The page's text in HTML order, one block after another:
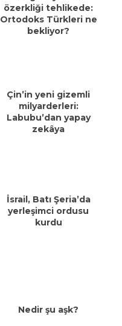
özerkliği tehlikede:
Ortodoks Türkleri ne
bekliyor?
Çin’in yeni gizemli
milyarderleri:
Labubu’dan yapay
zekâya
İsrail, Batı Şeria’da
yerleşimci ordusu
kurdu
Nedir şu aşk?